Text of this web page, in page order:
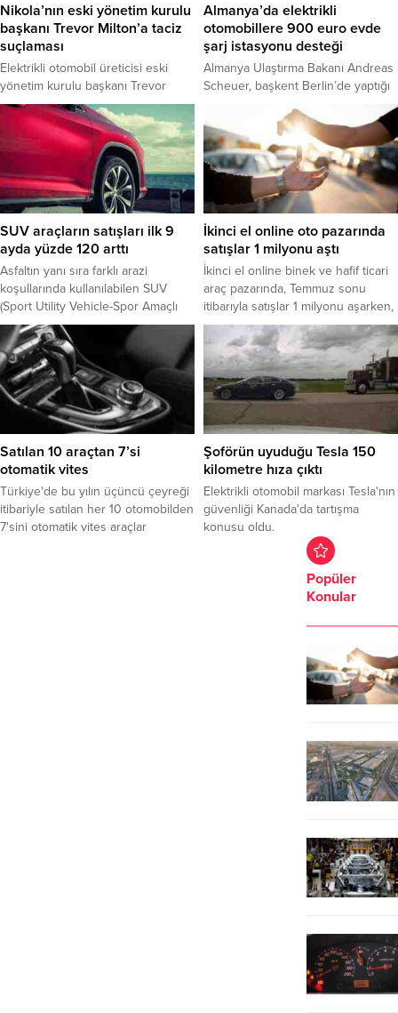
Nikola’nın eski yönetim kurulu
başkanı Trevor Milton’a taciz
suçlaması
Elektrikli otomobil üreticisi eski
yönetim kurulu başkanı Trevor
Milton iki kadın tarafından tacizle
suçlandı. Kadınlardan birinin
Milton’ın kuzeni Aubrey Smith
olduğu ifade edilirken diğerinin adı
açıklanmadı.İki kadını temsil eden
Utahlı avukat Craig Johnson,
olayların 1999 ve 2004’te iddia
sahiplerinin 15 yaşında olduğu
zaman yaşandığını ifade
etti. 1999’da yaşanan olay sırasında
Milton’ın da...
Almanya’da elektrikli
otomobillere 900 euro evde
şarj istasyonu desteği
Almanya Ulaştırma Bakanı Andreas
Scheuer, başkent Berlin’de yaptığı
ve apartmanların özel park
alanlarında elektrikli otomobiller için
akıllı bir şarj istasyonu kurmasını
teşvik edeceğini belirtti.
SUV araçların satışları ilk 9
ayda yüzde 120 arttı
Asfaltın yanı sıra farklı arazi
koşullarında kullanılabilen SUV
(Sport Utility Vehicle-Spor Amaçlı
Taşıt) otomobiller, sürüş koşulları
bakımında zengin bir yelpaze
sunuyor.
İkinci el online oto pazarında
satışlar 1 milyonu aştı
İkinci el online binek ve hafif ticari
araç pazarında, Temmuz sonu
itibarıyla satışlar 1 milyonu aşarken,
fiyatlar da Temmuz'da bir önceki
aya kıyasla yüzde 7,5 ve geçen yılın
aralık ayına göre de yüzde 32,2
arttı.
Satılan 10 araçtan 7’si
otomatik vites
Türkiye'de bu yılın üçüncü çeyreği
itibariyle satılan her 10 otomobilden
7'sini otomatik vites araçlar
Şoförün uyuduğu Tesla 150
kilometre hıza çıktı
Elektrikli otomobil markası Tesla'nın
güvenliği Kanada'da tartışma
konusu oldu.
Popüler
Konular